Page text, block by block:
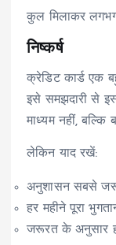
कुल मिलाकर
निष्कर्ष
क्रेडिट कार्ड एक
इसे समझदारी से
माध्यम नहीं,
लेकिन याद रखें:
अनुशासन सबसे
हर महीने पूरा
जरूरत के अनुसार